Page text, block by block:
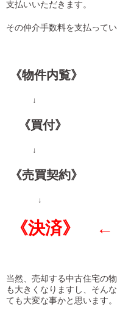
支払いいただきます。
その仲介手数料を支払って
《物件内覧》
↓
《買付》
↓
《売買契約》
↓
《決済》
当然、売却する中古住宅の
も大きくなりますし、そん
ても大変な事かと思います。